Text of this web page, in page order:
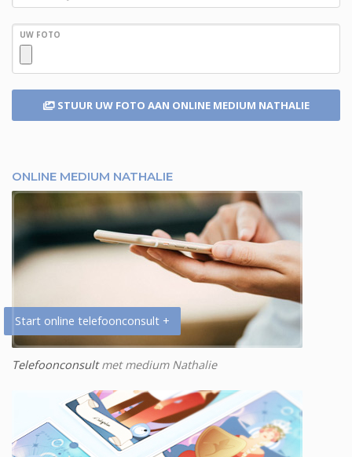
UW FOTO
STUUR UW FOTO AAN ONLINE MEDIUM NATHALIE
ONLINE MEDIUM NATHALIE
Start online telefoonconsult +
Telefoonconsultmet medium Nathalie